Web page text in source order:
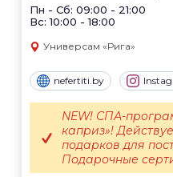
Пн - Сб: 09:00 - 21:00
Вс: 10:00 - 18:00
Универсам «Рига»
nefertiti.by
NEW! СПА-
каприз»!
подарков для
Подарочные